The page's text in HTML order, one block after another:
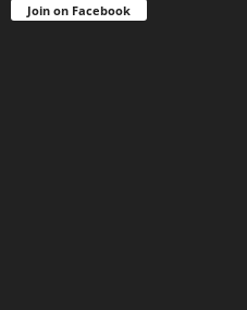
Join on Facebook